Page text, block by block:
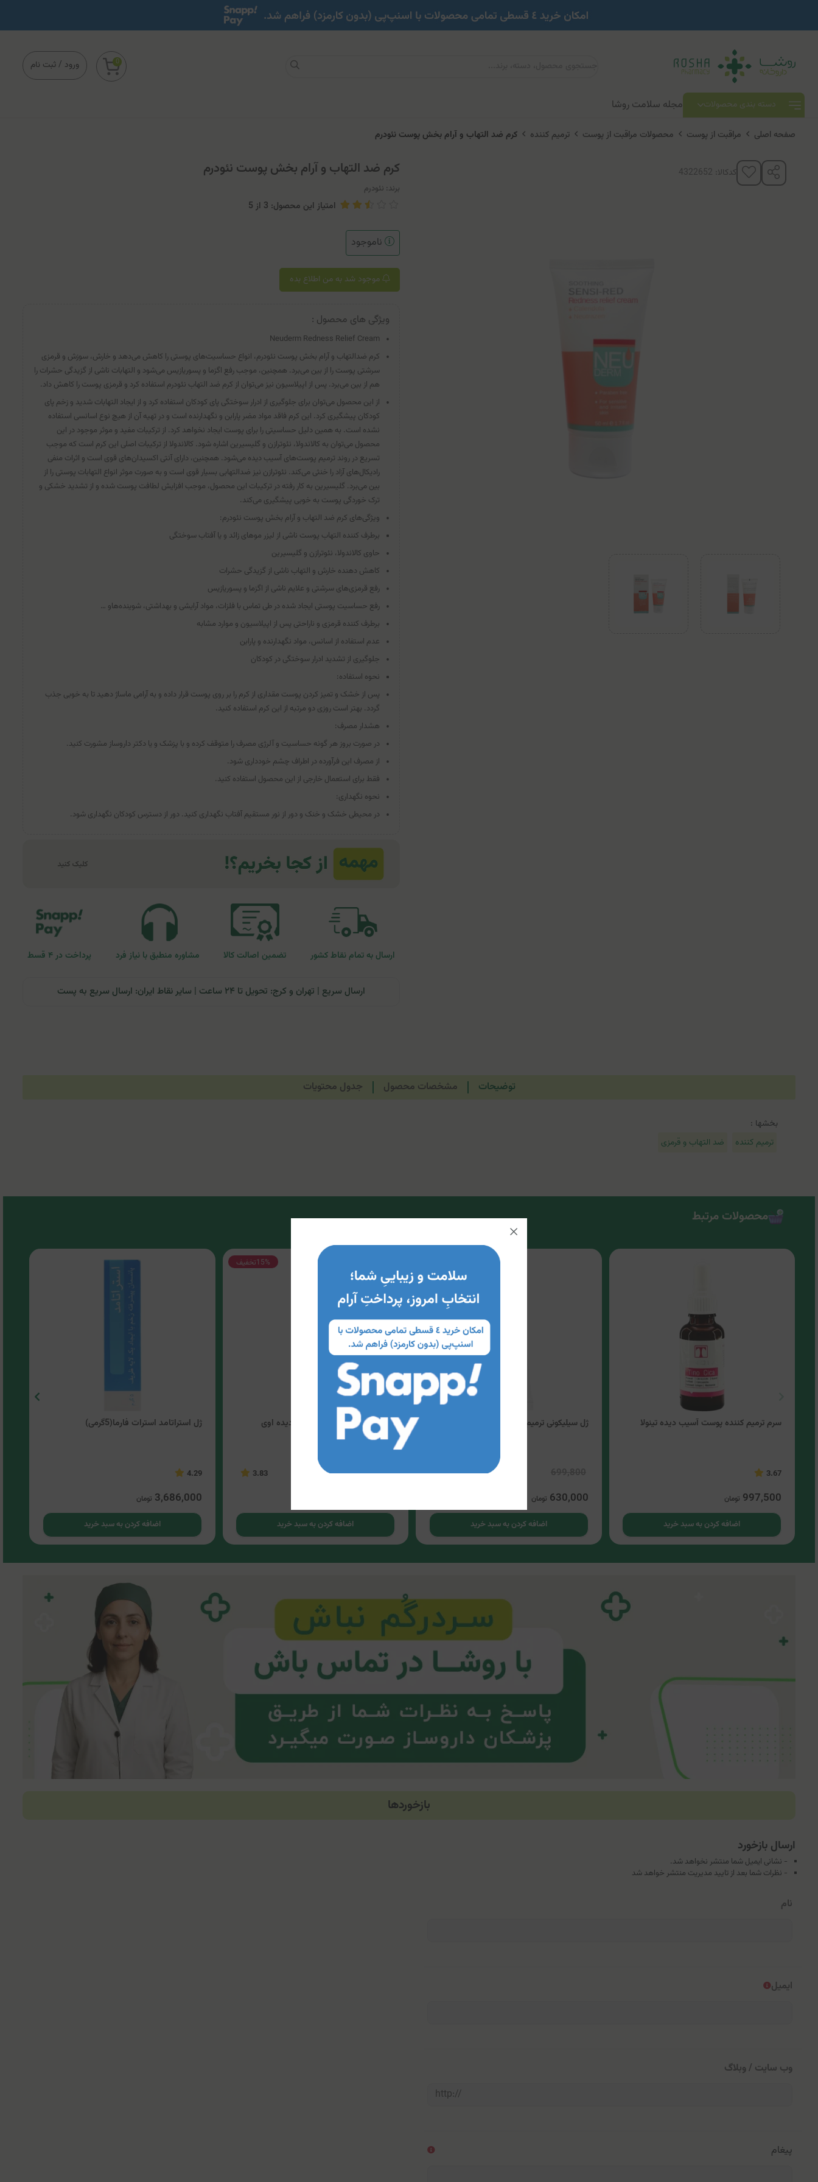
ورود / ثبت نام 0
دسته بندی محصولات مجله سلامت روشا
صفحه اصلی مراقبت از پوست محصولات مراقبت از پوست ترمیم کننده کرم ضد التهاب و آرام بخش پوست نئودرم
کدکالا: کرم ضد التهاب و آرام بخش پوست نئودرم
برند: نئودرم
امتیاز این محصول: 3 از 5
ناموجود
موجود شد به من اطلاع بده
ویژگی های محصول :
Neuderm Redness Relief Cream
کرم ضدالتهاب و آرام بخش پوست نئودرم، انواع حساسیت‌های پوستی را کاهش می‌دهد و خارش، سوزش و قرمزی
سرشتی پوست را از بین می‌برد. همچنین، موجب رفع اگزما و پسوریازیس می‌شود و التهابات ناشی از گزیدگی حشرات را
هم از بین می‌برد. پس از اپیلاسیون نیز می‌توان از کرم ضد التهاب نئودرم استفاده کرد و قرمزی پوست را کاهش داد.
از این محصول می‌توان برای جلوگیری از ادرار سوختگی پای کودکان استفاده کرد و از ایجاد التهابات شدید و زخم پای
کودکان پیشگیری کرد. این کرم فاقد مواد مضر پارابن و نگهدارنده است و در تهیه آن از هیچ نوع اسانسی استفاده
نشده است. به همین دلیل حساسیتی را برای پوست ایجاد نخواهد کرد. از ترکیبات مفید و موثر موجود در این
محصول می‌توان به کالاندولا، نئوترازن و گلیسیرین اشاره شود. کالاندولا از ترکیبات اصلی این کرم است که موجب
تسریع در روند ترمیم پوست‌های آسیب دیده می‌شود. همچنین، دارای آنتی اکسیدان‌های قوی است و اثرات منفی
رادیکال‌های آزاد را خنثی می‌کند. نئوترازن نیز ضدالتهابی بسیار قوی است و به صورت موثر انواع التهابات پوستی را از
بین می‌برد. گلیسیرین به کار رفته در ترکیبات این محصول، موجب افزایش لطافت پوست شده و از تشدید خشکی و
ترک خوردگی پوست به خوبی پیشگیری می‌کند.
ویژگی‌های کرم ضد التهاب و آرام بخش پوست نئودرم:
برطرف کننده التهاب پوست ناشی از لیزر موهای زائد و یا آفتاب سوختگی
حاوی کالاندولا، نئوترازن و گلیسیرین
کاهش دهنده خارش و التهاب ناشی از گزیدگی حشرات
رفع قرمزی‌های سرشتی و علایم ناشی از اگزما و پسوریازیس
رفع حساسیت پوستی ایجاد شده در طی تماس با فلزات، مواد آرایشی و بهداشتی، شوینده‌هاو …
برطرف کننده قرمزی و ناراحتی پس از اپیلاسیون و موارد مشابه
عدم استفاده از اسانس، مواد نگهدارنده و پارابن
جلوگیری از تشدید ادرار سوختگی در کودکان
نحوه استفاده:
پس از خشک و تمیز کردن پوست مقداری از کرم را بر روی پوست قرار داده و به آرامی ماساژ دهید تا به خوبی جذب
گردد. بهتر است روزی دو مرتبه از این کرم استفاده کنید.
هشدار مصرف:
در صورت بروز هر گونه حساسیت و آلرژی مصرف را متوقف کرده و با پزشک و یا دکتر داروساز مشورت کنید.
از مصرف این فرآورده در اطراف چشم خودداری شود.
فقط برای استعمال خارجی از این محصول استفاده کنید.
نحوه نگهداری:
در محیطی خشک و خنک و دور از نور مستقیم آفتاب نگهداری کنید. دور از دسترس کودکان نگهداری شود.
ارسال به تمام نقاط کشور تضمین اصالت کالا مشاوره منطبق با نیاز فرد پرداخت در ۴ قسط
ارسال سریع | تهران و کرج: تحویل تا ۲۴ ساعت | سایر نقاط ایران: ارسال سریع به پست
توضیحات مشخصات محصول جدول محتویات
بخشها :
ترمیم کننده
ضد التهاب و قرمزی
محصولات مرتبط
سرم ترمیم کننده پوست آسیب دیده تینولا
3.67
997,500 تومان
اضافه کردن به سبد خرید
ژل سیلیکونی ترمیم کننده سری کیت
3.2
630,000 تومان
اضافه کردن به سبد خرید
15%تخفیف
کرم ترمیم کننده پوست آسیب دیده اوی
سنسیتیو اویدرم
783,000
3.83
اضافه کردن به سبد خرید
ژل استراتامد استرات فارما(5گرمی)
4.29
3,686,000 تومان
اضافه کردن به سبد خرید
بازخوردها
ارسال بازخورد
- نشانی ایمیل شما منتشر نخواهد شد.
- نظرات شما بعد از تایید مدیریت منتشر خواهد شد
نام
ایمیل
وب سایت / وبلاگ
پیغام